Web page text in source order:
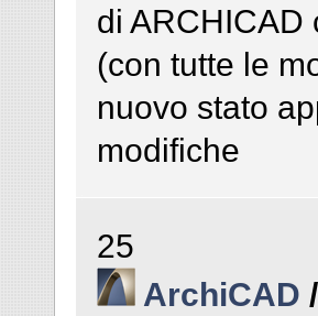
di ARCHICAD
(con tutte le
nuovo stato
modifiche
25
ArchiCAD /